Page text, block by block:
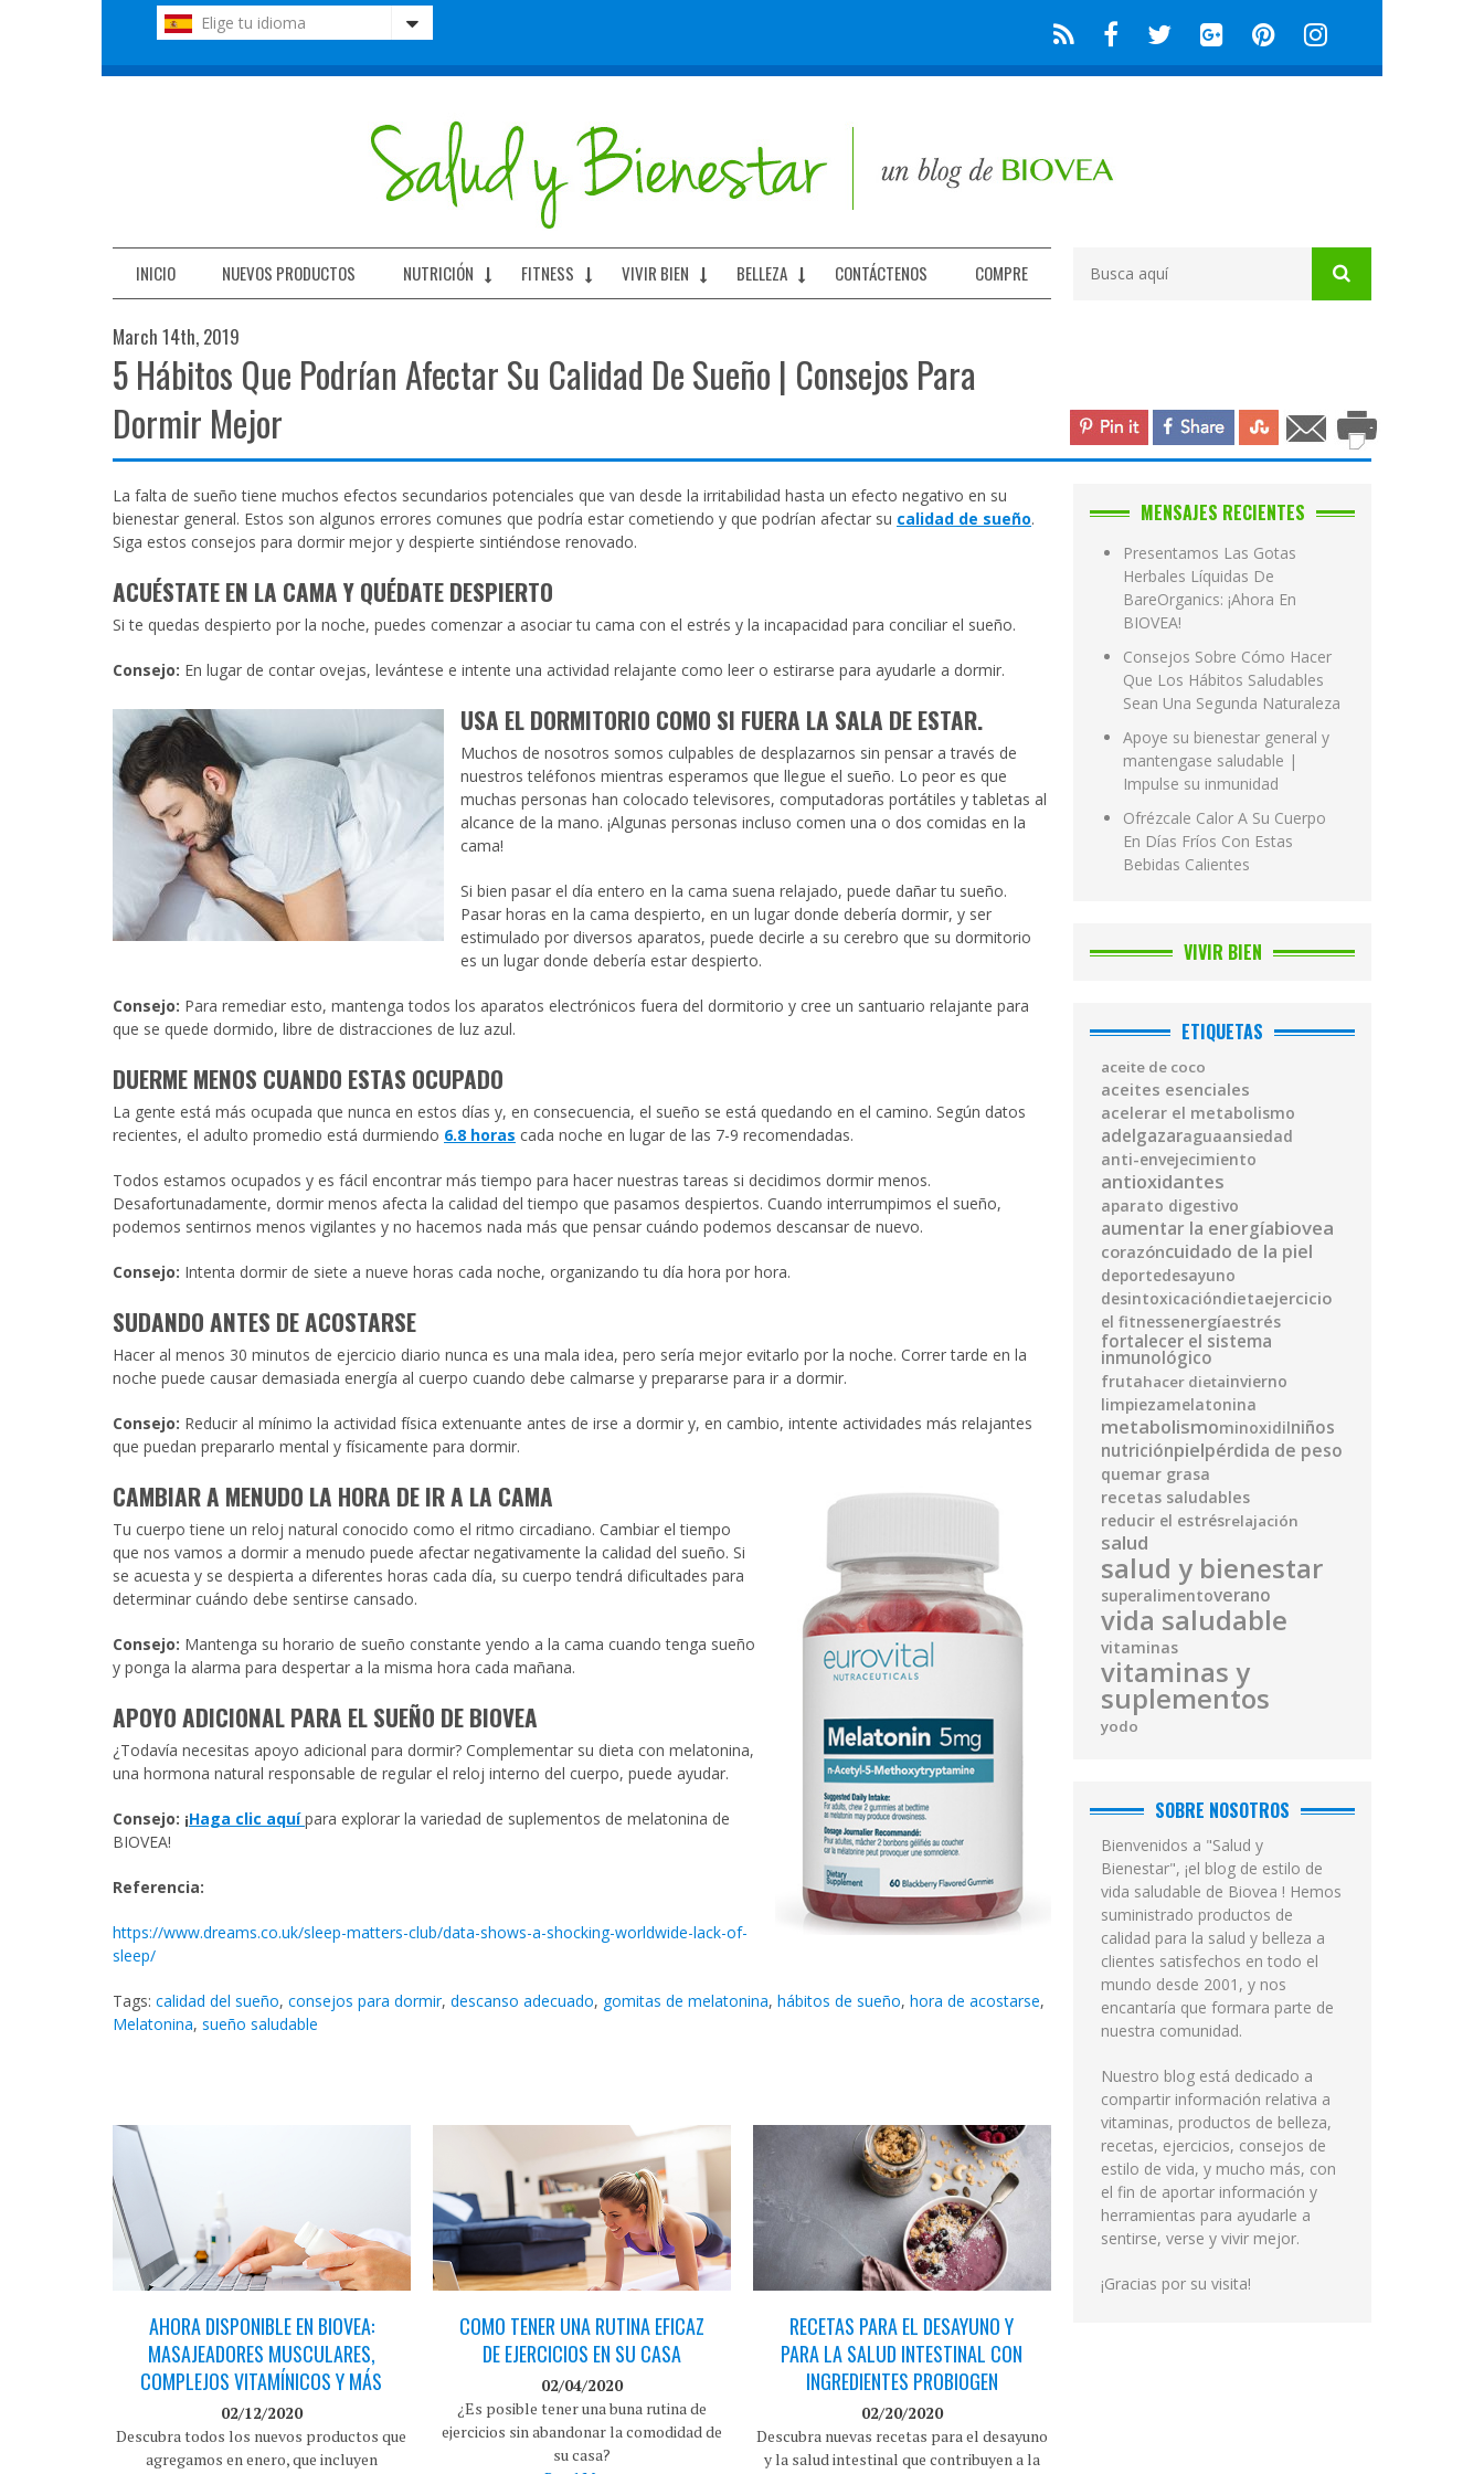
Elige tu idioma
INICIO NUEVOS PRODUCTOS NUTRICIÓN FITNESS VIVIR BIEN BELLEZA CONTÁCTENOS COMPRE
March 14th, 2019
5 Hábitos Que Podrían Afectar Su Calidad De Sueño | Consejos Para
Dormir Mejor
La falta de sueño tiene muchos efectos secundarios potenciales que van desde la irritabilidad hasta un efecto negativo en su
bienestar general. Estos son algunos errores comunes que podría estar cometiendo y que podrían afectar su calidad de sueño.
Siga estos consejos para dormir mejor y despierte sintiéndose renovado.
ACUÉSTATE EN LA CAMA Y QUÉDATE DESPIERTO
Si te quedas despierto por la noche, puedes comenzar a asociar tu cama con el estrés y la incapacidad para conciliar el sueño.
Consejo: En lugar de contar ovejas, levántese e intente una actividad relajante como leer o estirarse para ayudarle a dormir.
USA EL DORMITORIO COMO SI FUERA LA SALA DE ESTAR.
Muchos de nosotros somos culpables de desplazarnos sin pensar a través de
nuestros teléfonos mientras esperamos que llegue el sueño. Lo peor es que
muchas personas han colocado televisores, computadoras portátiles y tabletas al
alcance de la mano. ¡Algunas personas incluso comen una o dos comidas en la
cama!
Si bien pasar el día entero en la cama suena relajado, puede dañar tu sueño.
Pasar horas en la cama despierto, en un lugar donde debería dormir, y ser
estimulado por diversos aparatos, puede decirle a su cerebro que su dormitorio
es un lugar donde debería estar despierto.
Consejo: Para remediar esto, mantenga todos los aparatos electrónicos fuera del dormitorio y cree un santuario relajante para
que se quede dormido, libre de distracciones de luz azul.
DUERME MENOS CUANDO ESTAS OCUPADO
La gente está más ocupada que nunca en estos días y, en consecuencia, el sueño se está quedando en el camino. Según datos
recientes, el adulto promedio está durmiendo 6.8 horas cada noche en lugar de las 7-9 recomendadas.
Todos estamos ocupados y es fácil encontrar más tiempo para hacer nuestras tareas si decidimos dormir menos.
Desafortunadamente, dormir menos afecta la calidad del tiempo que pasamos despiertos. Cuando interrumpimos el sueño,
podemos sentirnos menos vigilantes y no hacemos nada más que pensar cuándo podemos descansar de nuevo.
Consejo: Intenta dormir de siete a nueve horas cada noche, organizando tu día hora por hora.
SUDANDO ANTES DE ACOSTARSE
Hacer al menos 30 minutos de ejercicio diario nunca es una mala idea, pero sería mejor evitarlo por la noche. Correr tarde en la
noche puede causar demasiada energía al cuerpo cuando debe calmarse y prepararse para ir a dormir.
Consejo: Reducir al mínimo la actividad física extenuante antes de irse a dormir y, en cambio, intente actividades más relajantes
que puedan prepararlo mental y físicamente para dormir.
CAMBIAR A MENUDO LA HORA DE IR A LA CAMA
Tu cuerpo tiene un reloj natural conocido como el ritmo circadiano. Cambiar el tiempo
que nos vamos a dormir a menudo puede afectar negativamente la calidad del sueño. Si
se acuesta y se despierta a diferentes horas cada día, su cuerpo tendrá dificultades para
determinar cuándo debe sentirse cansado.
Consejo: Mantenga su horario de sueño constante yendo a la cama cuando tenga sueño
y ponga la alarma para despertar a la misma hora cada mañana.
APOYO ADICIONAL PARA EL SUEÑO DE BIOVEA
¿Todavía necesitas apoyo adicional para dormir? Complementar su dieta con melatonina,
una hormona natural responsable de regular el reloj interno del cuerpo, puede ayudar.
Consejo: ¡Haga clic aquípara explorar la variedad de suplementos de melatonina de
BIOVEA!
Referencia:
https://www.dreams.co.uk/sleep-matters-club/data-shows-a-shocking-worldwide-lack-of-
sleep/
Tags: calidad del sueño, consejos para dormir, descanso adecuado, gomitas de melatonina, hábitos de sueño, hora de acostarse,
Melatonina, sueño saludable
AHORA DISPONIBLE EN BIOVEA:
MASAJEADORES MUSCULARES,
COMPLEJOS VITAMÍNICOS Y MÁS
02/12/2020
Descubra todos los nuevos productos que
agregamos en enero, que incluyen
COMO TENER UNA RUTINA EFICAZ
DE EJERCICIOS EN SU CASA
02/04/2020
¿Es posible tener una buna rutina de
ejercicios sin abandonar la comodidad de
su casa?
RECETAS PARA EL DESAYUNO Y
PARA LA SALUD INTESTINAL CON
INGREDIENTES PROBIOGEN
02/20/2020
Descubra nuevas recetas para el desayuno
y la salud intestinal que contribuyen a la
MENSAJES RECIENTES
Presentamos Las Gotas
Herbales Líquidas De
BareOrganics: ¡Ahora En
BIOVEA!
Consejos Sobre Cómo Hacer
Que Los Hábitos Saludables
Sean Una Segunda Naturaleza
Apoye su bienestar general y
mantengase saludable |
Impulse su inmunidad
Ofrézcale Calor A Su Cuerpo
En Días Fríos Con Estas
Bebidas Calientes
VIVIR BIEN
ETIQUETAS
aceite de coco
aceites esenciales
acelerar el metabolismo
adelgazaraguaansiedad
anti-envejecimiento
antioxidantes
aparato digestivo
aumentar la energíabiovea
corazóncuidado de la piel
deportedesayuno
desintoxicacióndietaejercicio
el fitnessenergíaestrés
fortalecer el sistema
inmunológico
frutahacer dietainvierno
limpiezamelatonina
metabolismominoxidilniños
nutriciónpielpérdida de peso
quemar grasa
recetas saludables
reducir el estrésrelajación
salud
salud y bienestar
superalimentoverano
vida saludable
vitaminas
vitaminas y
suplementos
yodo
SOBRE NOSOTROS
Bienvenidos a "Salud y
Bienestar", ¡el blog de estilo de
vida saludable de Biovea ! Hemos
suministrado productos de
calidad para la salud y belleza a
clientes satisfechos en todo el
mundo desde 2001, y nos
encantaría que formara parte de
nuestra comunidad.
Nuestro blog está dedicado a
compartir información relativa a
vitaminas, productos de belleza,
recetas, ejercicios, consejos de
estilo de vida, y mucho más, con
el fin de aportar información y
herramientas para ayudarle a
sentirse, verse y vivir mejor.
¡Gracias por su visita!